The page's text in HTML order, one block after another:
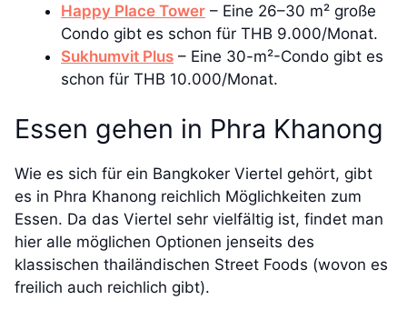
Happy Place Tower – Eine 26–30 m² große
Condo gibt es schon für THB 9.000/Monat.
Sukhumvit Plus – Eine 30-m²-Condo gibt es
schon für THB 10.000/Monat.
Essen gehen in Phra Khanong
Wie es sich für ein Bangkoker Viertel gehört, gibt
es in Phra Khanong reichlich Möglichkeiten zum
Essen. Da das Viertel sehr vielfältig ist, findet man
hier alle möglichen Optionen jenseits des
klassischen thailändischen Street Foods (wovon es
freilich auch reichlich gibt).